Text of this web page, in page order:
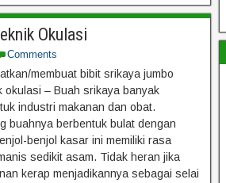
Okulasi
Comments
membuat bibit srikaya jumbo
okulasi – Buah srikaya banyak
industri makanan dan obat.
buahnya berbentuk bulat dengan
benjol kasar ini memiliki rasa
sedikit asam. Tidak heran jika
kerap menjadikannya sebagai selai